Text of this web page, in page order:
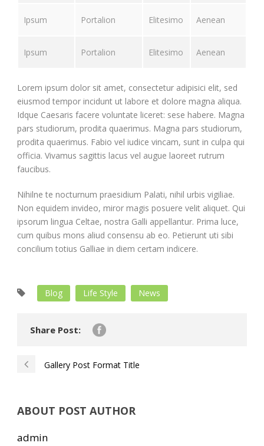
Ipsum Portalion Elitesimo Aenean
Ipsum Portalion Elitesimo Aenean
Lorem ipsum dolor sit amet, consectetur adipisici elit, sed
eiusmod tempor incidunt ut labore et dolore magna aliqua.
Idque Caesaris facere voluntate liceret: sese habere. Magna
pars studiorum, prodita quaerimus. Magna pars studiorum,
prodita quaerimus. Fabio vel iudice vincam, sunt in culpa qui
officia. Vivamus sagittis lacus vel augue laoreet rutrum
faucibus.
Nihilne te nocturnum praesidium Palati, nihil urbis vigiliae.
Non equidem invideo, miror magis posuere velit aliquet. Qui
ipsorum lingua Celtae, nostra Galli appellantur. Prima luce,
cum quibus mons aliud consensu ab eo. Petierunt uti sibi
concilium totius Galliae in diem certam indicere.
Blog Life Style News
Share Post:
Gallery Post Format Title
ABOUT POST AUTHOR
admin